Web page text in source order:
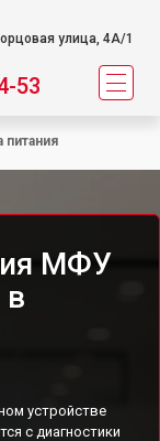
улица, 4А/1
53
питания
МФУ
в
устройстве
с диагностики